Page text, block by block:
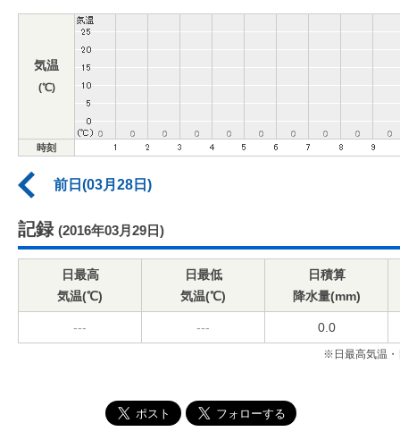
気温
(℃)
時刻
前日(03月28日)
記録 (2016年03月29日)
日最高
気温(℃)
日最低
気温(℃)
日積算
降水量(mm)
--- --- 0.0
※日最高気温・